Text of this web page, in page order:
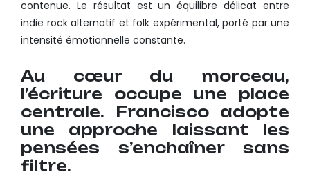
contenue. Le résultat est un équilibre délicat entre
indie rock alternatif et folk expérimental, porté par une
intensité émotionnelle constante.
Au cœur du morceau,
l’écriture occupe une place
centrale. Francisco adopte
une approche laissant les
pensées s’enchaîner sans
filtre.